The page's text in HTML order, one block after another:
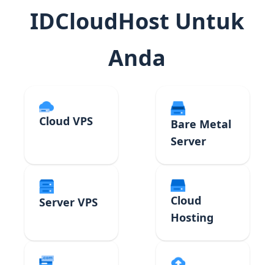
IDCloudHost Untuk
Anda
Cloud VPS
Bare Metal
Server
Server VPS
Cloud
Hosting